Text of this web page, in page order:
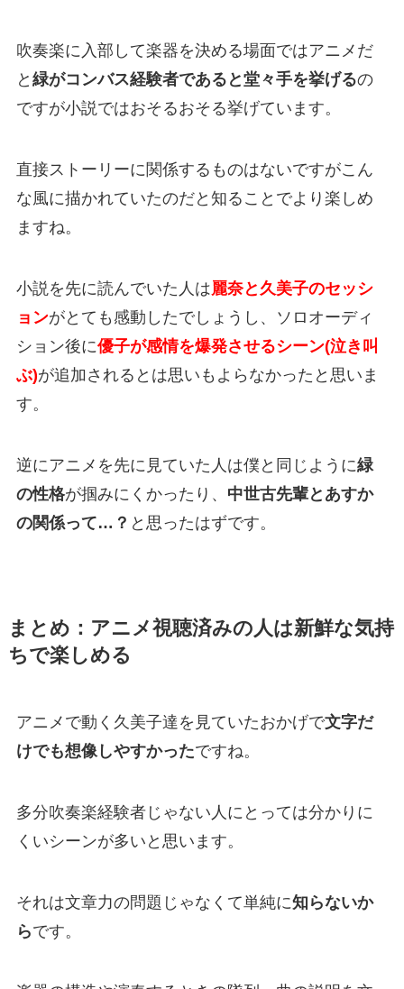
吹奏楽に入部して楽器を決める場面ではアニメだ
と 緑がコンバス経験者であると堂々手を挙げるの
ですが小説ではおそるおそる挙げています。
直接ストーリーに関係するものはないですがこん
な風に描かれていたのだと知ることでより楽しめ
ますね。
小説を先に読んでいた人は麗奈と久美子のセッシ
ョンがとても感動したでしょうし、ソロオーディ
ション後に優子が感情を爆発させるシーン(泣き叫
ぶ)が追加されるとは思いもよらなかったと思いま
す。
逆にアニメを先に見ていた人は僕と同じように緑
の性格が掴みにくかったり、 中世古先輩とあすか
の関係って…？ と思ったはずです。
まとめ：アニメ視聴済みの人は新鮮な気持
ちで楽しめる
アニメで動く久美子達を見ていたおかげで文字だ
けでも想像しやすかったですね。
多分吹奏楽経験者じゃない人にとっては分かりに
くいシーンが多いと思います。
それは文章力の問題じゃなくて単純に知らないか
らです。